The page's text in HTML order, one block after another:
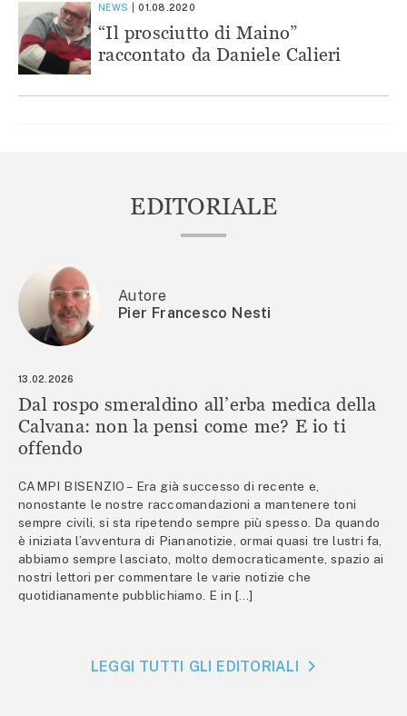
NEWS 01.08.2020
“Il prosciutto di Maino”
raccontato da Daniele Calieri
EDITORIALE
Autore
Pier Francesco Nesti
13.02.2026
Dal rospo smeraldino all’erba medica della
Calvana: non la pensi come me? E io ti
offendo
CAMPI BISENZIO – Era già successo di recente e,
nonostante le nostre raccomandazioni a mantenere toni
sempre civili, si sta ripetendo sempre più spesso. Da quando
è iniziata l’avventura di Piananotizie, ormai quasi tre lustri fa,
abbiamo sempre lasciato, molto democraticamente, spazio ai
nostri lettori per commentare le varie notizie che
quotidianamente pubblichiamo. E in […]
LEGGI TUTTI GLI EDITORIALI